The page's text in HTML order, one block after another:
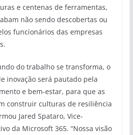
e centenas de ferramentas,
não sendo descobertas ou
funcionários das empresas
do trabalho se transforma, o
inovação será pautado pela
e bem-estar, para que as
construir culturas de resiliência
Jared Spataro, Vice-
da Microsoft 365. “Nossa visão